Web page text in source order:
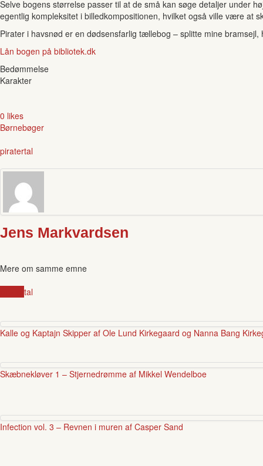
Selve bogens størrelse passer til at de små kan søge detaljer under
egentlig kompleksitet i billedkompositionen, hvilket også ville være at
Pirater i havsnød er en dødsensfarlig tællebog – splitte mine bramsejl,
Lån bogen på bibliotek.dk
Bedømmelse
Karakter
0 likes
Børnebøger
piratertal
Jens Markvardsen
Mere om samme emne
tal
Kalle og Kaptajn Skipper af Ole Lund Kirkegaard og Nanna Bang
Skæbnekløver 1 – Stjernedrømme af Mikkel Wendelboe
Infection vol. 3 – Revnen i muren af Casper Sand